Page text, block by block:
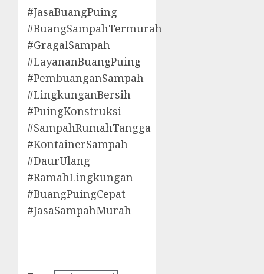
#JasaBuangPuing
#BuangSampahTermurah
#GragalSampah
#LayananBuangPuing
#PembuanganSampah
#LingkunganBersih
#PuingKonstruksi
#SampahRumahTangga
#KontainerSampah
#DaurUlang
#RamahLingkungan
#BuangPuingCepat
#JasaSampahMurah